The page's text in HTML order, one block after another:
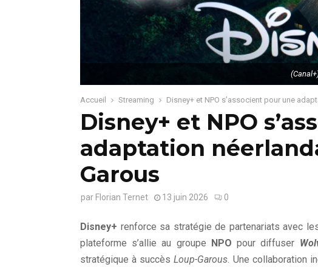
Accueil Streaming Disney+ et NPO s’associent pour une
Disney+ et NPO
adaptation
Garous
par Florian Ternet 13 juin 2026 0
Disney+ renforce sa stratégie de partenariats avec
plateforme s’allie au groupe
NPO pour diffuser
stratégique à succèsLoup-Garous. Une collaboration